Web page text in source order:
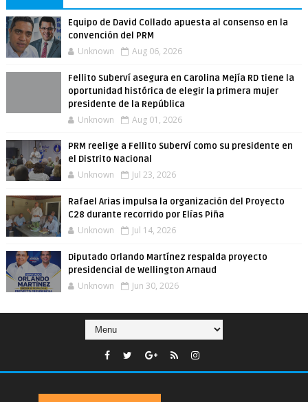
Equipo de David Collado apuesta al consenso en la
convención del PRM
Unknown Aug 06, 2026
Fellito Suberví asegura en Carolina Mejía RD tiene la
oportunidad histórica de elegir la primera mujer
presidente de la República
Unknown Aug 01, 2026
PRM reelige a Fellito Suberví como su presidente en
el Distrito Nacional
Unknown Jul 23, 2026
Rafael Arias impulsa la organización del Proyecto
C28 durante recorrido por Elías Piña
Unknown Jul 14, 2026
Diputado Orlando Martínez respalda proyecto
presidencial de Wellington Arnaud
Unknown Jun 30, 2026